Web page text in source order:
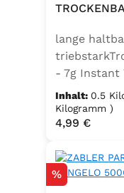
lange
- 7g Instant
500g
Emulgator
Inhalt: 0.5
Kilogramm )
Regulärer
4,99 €
Rabatt
%